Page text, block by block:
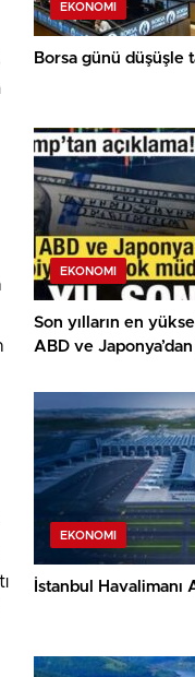
EKONOMI
Borsa günü düşüşle
EKONOMI
Son yılların en
ABD ve
EKONOMI
İstanbul Havalimanı